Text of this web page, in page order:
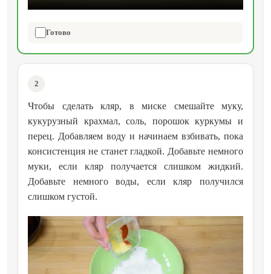
Готово
2
Чтобы сделать кляр, в миске смешайте муку,
кукурузный крахмал, соль, порошок куркумы и
перец. Добавляем воду и начинаем взбивать, пока
консистенция не станет гладкой. Добавьте немного
муки, если кляр получается слишком жидкий.
Добавьте немного воды, если кляр получился
слишком густой.